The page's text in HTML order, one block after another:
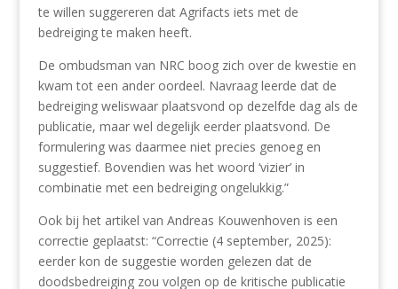
te willen suggereren dat Agrifacts iets met de
bedreiging te maken heeft.
De ombudsman van NRC boog zich over de kwestie en
kwam tot een ander oordeel. Navraag leerde dat de
bedreiging weliswaar plaatsvond op dezelfde dag als de
publicatie, maar wel degelijk eerder plaatsvond. De
formulering was daarmee niet precies genoeg en
suggestief. Bovendien was het woord ‘vizier’ in
combinatie met een bedreiging ongelukkig.”
Ook bij het artikel van Andreas Kouwenhoven is een
correctie geplaatst: “Correctie (4 september, 2025):
eerder kon de suggestie worden gelezen dat de
doodsbedreiging zou volgen op de kritische publicatie